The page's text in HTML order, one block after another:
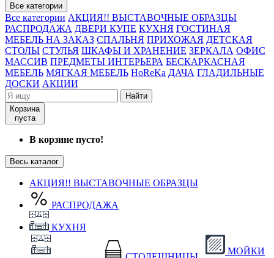
Все категории
Все категории АКЦИЯ!! ВЫСТАВОЧНЫЕ ОБРАЗЦЫ
РАСПРОДАЖА ДВЕРИ КУПЕ КУХНЯ ГОСТИНАЯ
МЕБЕЛЬ НА ЗАКАЗ СПАЛЬНЯ ПРИХОЖАЯ ДЕТСКАЯ
СТОЛЫ СТУЛЬЯ ШКАФЫ И ХРАНЕНИЕ ЗЕРКАЛА ОФИС
МАССИВ ПРЕДМЕТЫ ИНТЕРЬЕРА БЕСКАРКАСНАЯ
МЕБЕЛЬ МЯГКАЯ МЕБЕЛЬ HoReKa ДАЧА ГЛАДИЛЬНЫЕ
ДОСКИ АКЦИИ
Найти
Корзина
пуста
В корзине пусто!
Весь каталог
АКЦИЯ!! ВЫСТАВОЧНЫЕ ОБРАЗЦЫ
РАСПРОДАЖА
КУХНЯ
МОЙКИ